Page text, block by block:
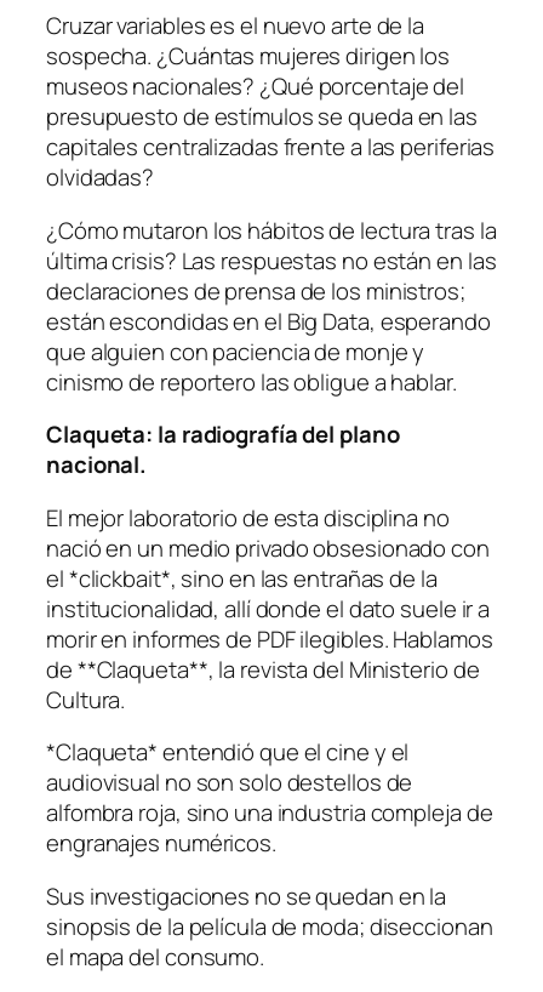
Cruzar variables es el nuevo arte de la
sospecha. ¿Cuántas mujeres dirigen los
museos nacionales? ¿Qué porcentaje del
presupuesto de estímulos se queda en las
capitales centralizadas frente a las periferias
olvidadas?
¿Cómo mutaron los hábitos de lectura tras la
última crisis? Las respuestas no están en las
declaraciones de prensa de los ministros;
están escondidas en el Big Data, esperando
que alguien con paciencia de monje y
cinismo de reportero las obligue a hablar.
Claqueta: la radiografía del plano
nacional.
El mejor laboratorio de esta disciplina no
nació en un medio privado obsesionado con
el *clickbait*, sino en las entrañas de la
institucionalidad, allí donde el dato suele ir a
morir en informes de PDF ilegibles. Hablamos
de **Claqueta**, la revista del Ministerio de
Cultura.
*Claqueta* entendió que el cine y el
audiovisual no son solo destellos de
alfombra roja, sino una industria compleja de
engranajes numéricos.
Sus investigaciones no se quedan en la
sinopsis de la película de moda; diseccionan
el mapa del consumo.